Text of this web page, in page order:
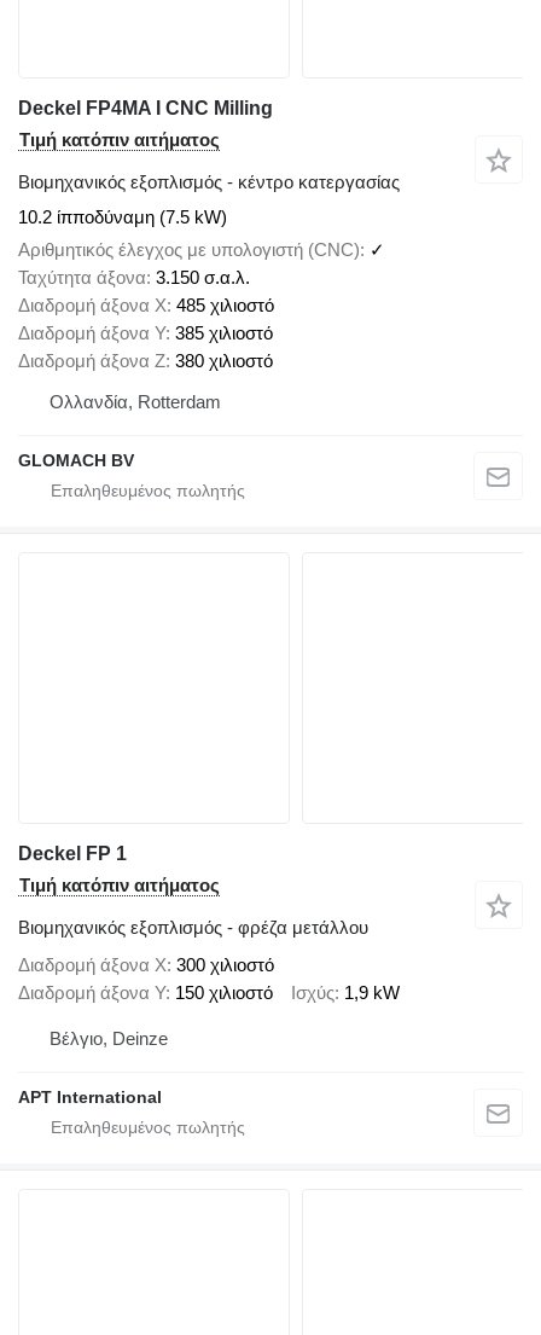
Deckel FP4MA I CNC Milling
Τιμή κατόπιν αιτήματος
Βιομηχανικός εξοπλισμός - κέντρο κατεργασίας
10.2 ίπποδύναμη (7.5 kW)
Αριθμητικός έλεγχος με υπολογιστή (CNC)
✓
Ταχύτητα άξονα 3.150 σ.α.λ.
Διαδρομή άξονα X 485 χιλιοστό
Διαδρομή άξονα Y 385 χιλιοστό
Διαδρομή άξονα Z 380 χιλιοστό
Ολλανδία, Rotterdam
GLOMACH BV
Deckel FP 1
Τιμή κατόπιν αιτήματος
Βιομηχανικός εξοπλισμός - φρέζα μετάλλου
Διαδρομή άξονα X 300 χιλιοστό
Διαδρομή άξονα Y 150 χιλιοστό Ισχύς 1,9 kW
Βέλγιο, Deinze
APT International